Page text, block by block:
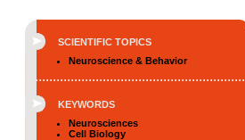
SCIENTIFIC TOPICS
Neuroscience & Behavior
KEYWORDS
Neurosciences
Cell Biology